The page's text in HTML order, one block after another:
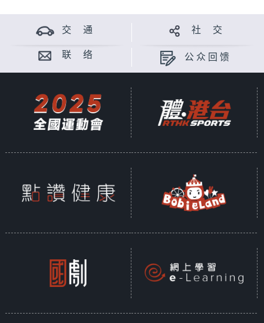
交 通 社 交
联 络 公众回馈